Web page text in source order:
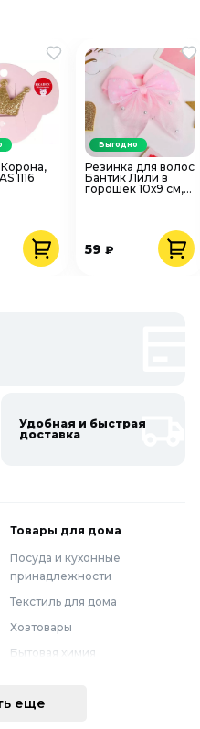
1116
Резинка для волос
Бантик Лили в
горошек 10х9 см,
59 ₽
Выгодно
Удобная и быстрая
доставка
Товары для дома
Посуда и кухонные
принадлежности
Текстиль для дома
Хозтовары
Бытовая химия
Мебель
еще